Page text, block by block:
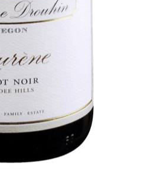
Pionniers en Oregon
Des Climats qui font rêver
Nos vignes, une attention de tous les
Hospices de Beaune, une autre
Histoire de la Bourgogne à travers nos